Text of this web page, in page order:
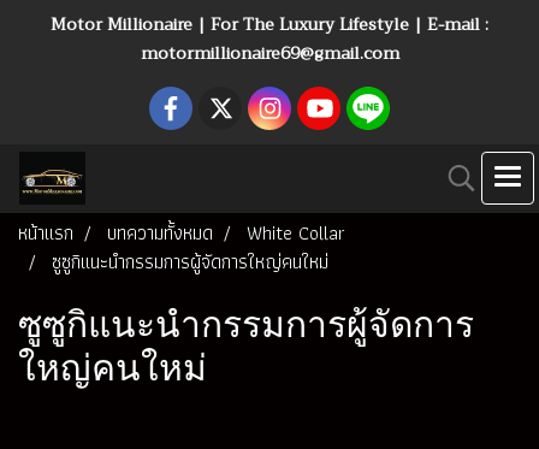
Motor Millionaire | For The Luxury Lifestyle | E-mail :
motormillionaire69@gmail.com
หน้าแรก บทความทั้งหมด
White Collar
ซูซูกิแนะนำกรรมการผู้จัดการใหญ่คนใหม่
ซูซูกิแนะนำกรรมการผู้จัดการ
ใหญ่คนใหม่